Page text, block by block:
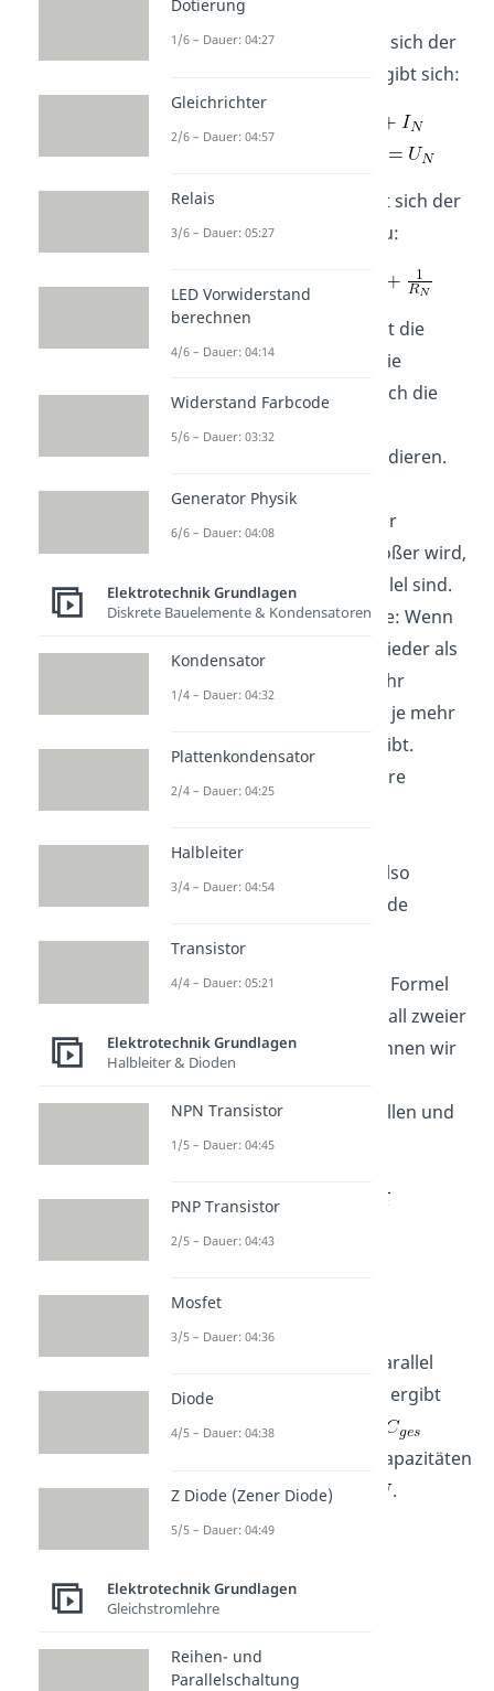
Bei jederAbzweigung
teilt sich der
auf. Somit ergibt sich:
Für die Widerstände ergibt sich der
Gesamtwiderstand
zu:
In derParallelschaltung
ist die
Spannungkonstant
und die
Stromstärke
lässt sich durch die
Gesamtstromstärke aufaddieren.
Interessant ist, dass der
in einer
Parallelschaltung nicht größer wird,
je mehr Widerstände parallel sind.
Der Grund ist der Folgende: Wenn
wir uns den
wieder als
Tür vorstellen, können mehr
Menschen hindurchgehen je mehr
Türen es nebeneinander gibt.
Gleiches gilt auch für unsere
Parallelschaltung: Der
wird also
kleiner, je mehr Widerstände
parallel sind!
Auch hier gilt natürlich die Formel
. Für den Spezialfall zweier
paralleler Widerstände können wir
Gesamtwiderstand
umstellen und
es gilt:
Kondensator
Werden Kondensatoren parallel
zueinander geschalten, so ergibt
sich dieGesamtkapazität
der Kapazitäten
der Kondensatoren
.
Dotierung
1/6 – Dauer: 04:27
Gleichrichter
2/6 – Dauer: 04:57
Relais
3/6 – Dauer: 05:27
LED Vorwiderstand
berechnen
4/6 – Dauer: 04:14
Widerstand Farbcode
5/6 – Dauer: 03:32
Generator Physik
6/6 – Dauer: 04:08
Elektrotechnik Grundlagen
Diskrete Bauelemente & Kondensatoren
Kondensator
1/4 – Dauer: 04:32
Plattenkondensator
2/4 – Dauer: 04:25
Halbleiter
3/4 – Dauer: 04:54
Transistor
4/4 – Dauer: 05:21
Elektrotechnik Grundlagen
Halbleiter & Dioden
NPN Transistor
1/5 – Dauer: 04:45
PNP Transistor
2/5 – Dauer: 04:43
Mosfet
3/5 – Dauer: 04:36
Diode
4/5 – Dauer: 04:38
Z Diode (Zener Diode)
5/5 – Dauer: 04:49
Elektrotechnik Grundlagen
Gleichstromlehre
Reihen- und
Parallelschaltung